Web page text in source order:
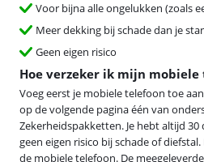
Voor bijna alle ongelukken (zoals
Meer dekking bij schade dan je
Geen eigen risico
Hoe verzeker ik mijn mobiele
Voeg eerst je mobiele telefoon toe
op de volgende pagina één van
Zekerheidspakketten. Je hebt altijd
geen eigen risico bij schade of
de mobiele telefoon. De